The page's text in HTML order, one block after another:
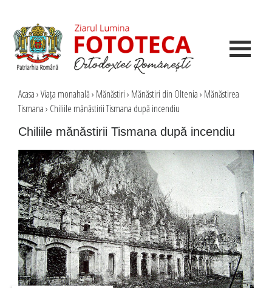
Acasa›Viața monahală› Mănăstiri› Mănăstiri din Oltenia› Mănăstirea
Tismana› Chiliile mănăstirii Tismana după incendiu
Chiliile mănăstirii Tismana după incendiu